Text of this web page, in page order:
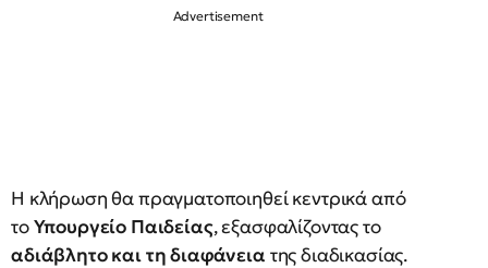
Η κλήρωση θα πραγματοποιηθεί κεντρικά από
τοΥπουργείο Παιδείας, εξασφαλίζοντας το
αδιάβλητο και τη διαφάνεια της διαδικασίας.